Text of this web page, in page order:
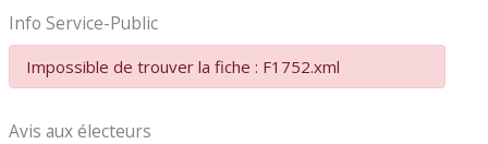
Info Service-Public
Impossible de trouver la fiche : F1752.xml
Avis aux électeurs